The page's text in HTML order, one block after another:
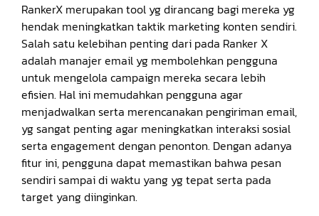
RankerX merupakan tool yg dirancang bagi mereka yg
hendak meningkatkan taktik marketing konten sendiri.
Salah satu kelebihan penting dari pada Ranker X
adalah manajer email yg membolehkan pengguna
untuk mengelola campaign mereka secara lebih
efisien. Hal ini memudahkan pengguna agar
menjadwalkan serta merencanakan pengiriman email,
yg sangat penting agar meningkatkan interaksi sosial
serta engagement dengan penonton. Dengan adanya
fitur ini, pengguna dapat memastikan bahwa pesan
sendiri sampai di waktu yang yg tepat serta pada
target yang diinginkan.